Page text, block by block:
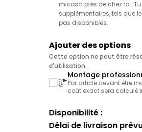
micasa près de chez toi.
supplémentaires, tels que
pas disponibles.
Ajouter des options
Cette option ne peut être
d'utilisation.
Montage
Par article devant être
coût exact sera calculé
Disponibilité :
Délai de livraison